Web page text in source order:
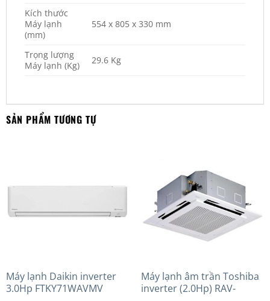
Kích thước
Máy lạnh
(mm)
554 x 805 x 330 mm
Trọng lượng
Máy lạnh (Kg)
29.6 Kg
SẢN PHẨM TƯƠNG TỰ
Máy lạnh Daikin inverter
3.0Hp FTKY71WAVMV
Máy lạnh âm trần Toshiba
inverter (2.0Hp) RAV-